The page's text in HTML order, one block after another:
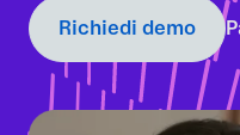
Richiedi demo